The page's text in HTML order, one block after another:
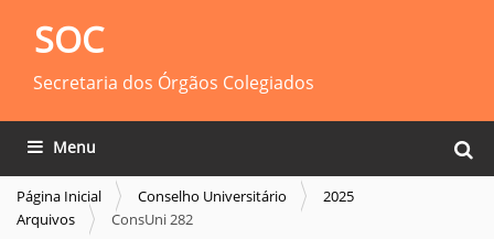
SOC
Secretaria dos Órgãos Colegiados
Busca
Toggle navigation
Página Inicial Conselho Universitário
2025
Arquivos
ConsUni 282